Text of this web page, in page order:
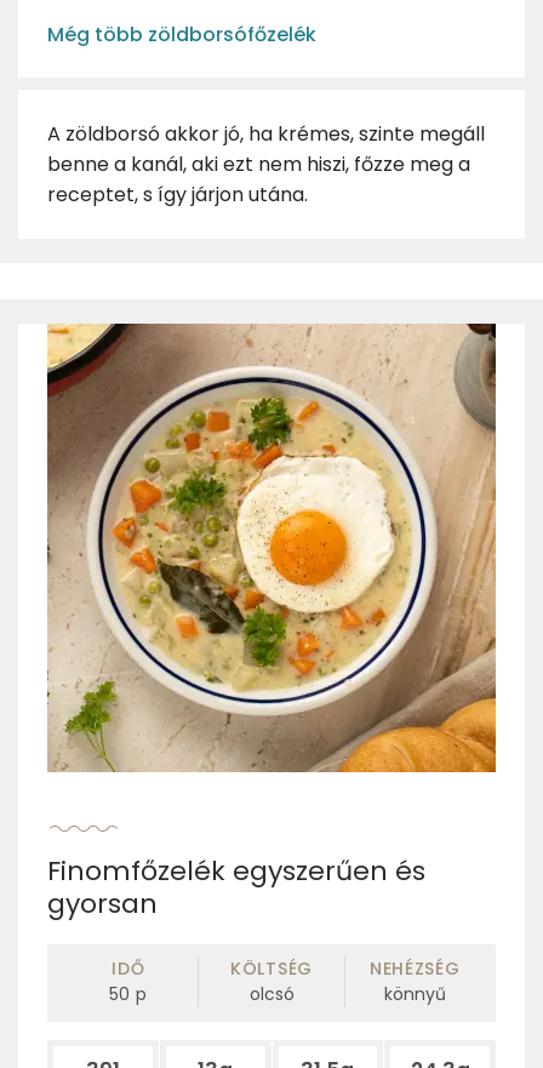
Még több zöldborsófőzelék
A zöldborsó akkor jó, ha krémes, szinte megáll
benne a kanál, aki ezt nem hiszi, főzze meg a
receptet, s így járjon utána.
Finomfőzelék egyszerűen és
gyorsan
IDŐ
50 p
KÖLTSÉG
olcsó
NEHÉZSÉG
könnyű